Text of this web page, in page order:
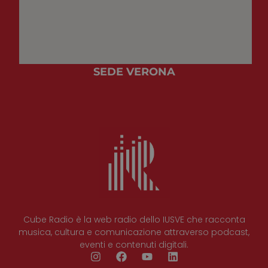
Cube Radio è la web radio dello IUSVE che racconta
musica, cultura e comunicazione attraverso podcast,
eventi e contenuti digitali.
SEDE VERONA